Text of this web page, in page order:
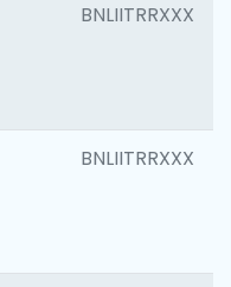
BNLIITRRXXX
BNLIITRRXXX